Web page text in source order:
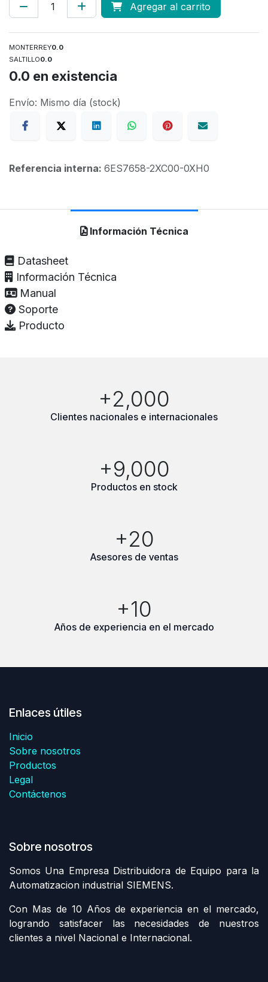
Agregar al carrito
MONTERREY0.0
SALTILLO0.0
0.0 en existencia
Envío: Mismo día (stock)
Referencia interna: 6ES7658-2XC00-0XH0
Información Técnica
Datasheet
Información Técnica
Manual
Soporte
Producto
+2,000
Clientes nacionales e internacionales
+9,000
Productos en stock
+20
Asesores de ventas
+10
Años de experiencia en el mercado
Enlaces útiles
Inicio
Sobre nosotros
Productos
Legal
Contáctenos
Sobre nosotros
Somos Una Empresa Distribuidora de Equipo para la
Automatizacion industrial SIEMENS.
Con Mas de 10 Años de experiencia en el mercado,
logrando satisfacer las necesidades de nuestros
clientes a nivel Nacional e Internacional.